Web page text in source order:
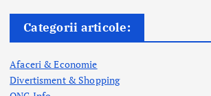
Categorii articole:
Afaceri & Economie
Divertisment & Shopping